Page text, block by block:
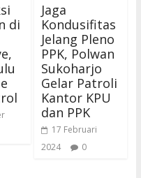
di
Jaga
Kondusifitas
Jelang Pleno
PPK, Polwan
Sukoharjo
Gelar Patroli
Kantor KPU
dan PPK
17 Februari
2024
0